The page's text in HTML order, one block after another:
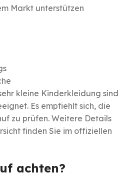
Markt unterstützen
kleine Kinderkleidung sind
Es empfiehlt sich, die
zu prüfen. Weitere Details
finden Sie im offiziellen
achten?